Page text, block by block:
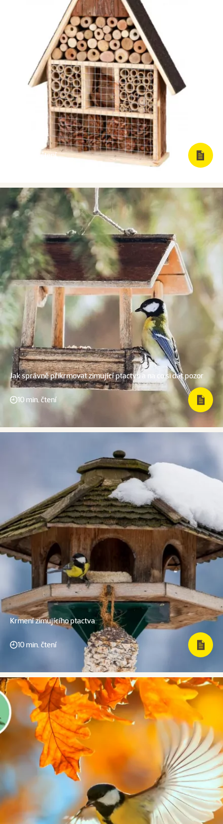
Hmyzí hotel
10 min. čtení
Jak správně přikrmovat zimující ptactvo a na co si dát pozor
10 min. čtení
Krmení zimujícího ptactva
10 min. čtení